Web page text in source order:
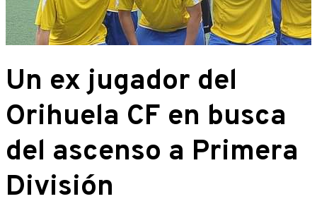
Un ex jugador del
Orihuela CF en busca
del ascenso a Primera
División